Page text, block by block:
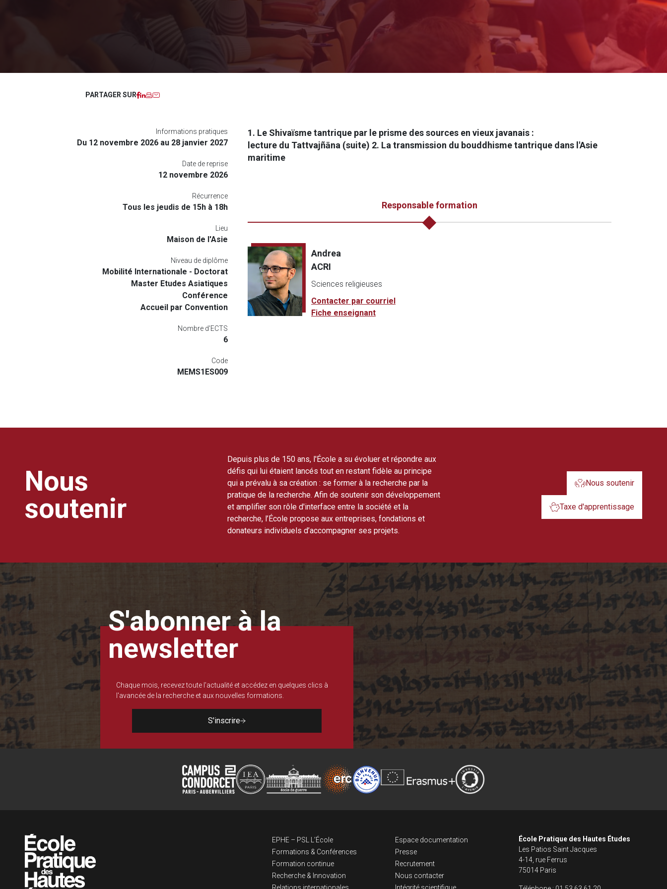
PARTAGER SUR Facebook
LinkedIn
Imprimer
Informations pratiques
Du 12 novembre 2026 au 28 janvier 2027
Date de reprise
12 novembre 2026
Récurrence
Tous les jeudis de 15h à 18h
Lieu
Maison de l'Asie
Niveau de diplôme
Mobilité Internationale - Doctorat
Master Etudes Asiatiques
Conférence
Accueil par Convention
Nombre d'ECTS
6
Code
MEMS1ES009
1. Le Shivaïsme tantrique par le prisme des sources en vieux javanais :
lecture du Tattvajñāna (suite) 2. La transmission du bouddhisme tantrique dans l'Asie
maritime
Responsable formation
Andrea
ACRI
Sciences religieuses
Contacter par courriel
Fiche enseignant
Nous
soutenir
Depuis plus de 150 ans, l'École a su évoluer et répondre aux
défis qui lui étaient lancés tout en restant fidèle au principe
qui a prévalu à sa création : se former à la recherche par la
pratique de la recherche. Afin de soutenir son développement
et amplifier son rôle d'interface entre la société et la
recherche, l’École propose aux entreprises, fondations et
donateurs individuels d’accompagner ses projets.
Nous soutenir
Taxe d'apprentissage
S'abonner à la
newsletter
Chaque mois, recevez toute l'actualité et accédez en quelques clics à
l'avancée de la recherche et aux nouvelles formations.
S'inscrire
Navigation principale dans le
EPHE – PSL L’École
Formations & Conférences
Formation continue
Recherche & Innovation
Liens footer
Espace documentation
Presse
Recrutement
Nous contacter
École Pratique des Hautes Études
Les Patios Saint Jacques
4-14, rue Ferrus
75014 Paris